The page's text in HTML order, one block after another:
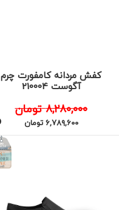
کفش مردانه کامفورت چرم
آگوست 210004
۸,۲۸۰,۰۰۰تومان
۶,۷۸۹,۶۰۰ تومان